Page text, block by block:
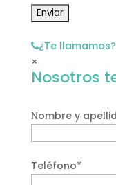
¿Te llamamos?
×
Nosotros
Nombre y
Teléfono*